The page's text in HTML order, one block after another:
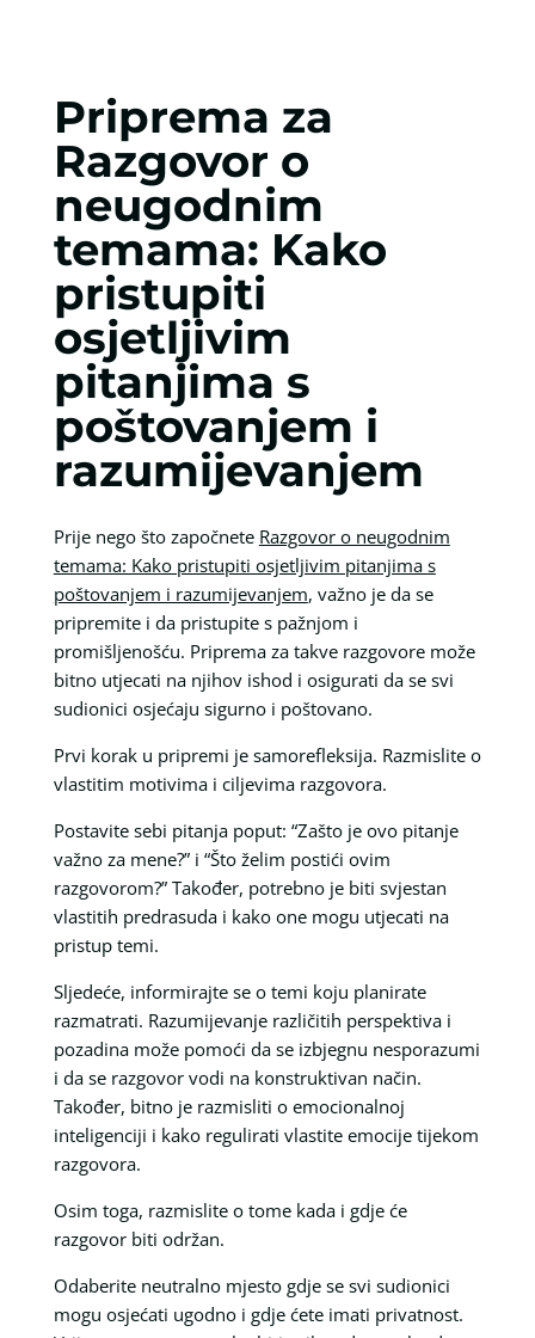
Priprema za
Razgovor o
neugodnim
temama: Kako
pristupiti
osjetljivim
pitanjima s
poštovanjem i
razumijevanjem
Prije nego što započnete Razgovor o neugodnim
temama: Kako pristupiti osjetljivim pitanjima s
poštovanjem i razumijevanjem, važno je da se
pripremite i da pristupite s pažnjom i
promišljenošću. Priprema za takve razgovore može
bitno utjecati na njihov ishod i osigurati da se svi
sudionici osjećaju sigurno i poštovano.
Prvi korak u pripremi je samorefleksija. Razmislite o
vlastitim motivima i ciljevima razgovora.
Postavite sebi pitanja poput: “Zašto je ovo pitanje
važno za mene?” i “Što želim postići ovim
razgovorom?” Također, potrebno je biti svjestan
vlastitih predrasuda i kako one mogu utjecati na
pristup temi.
Sljedeće, informirajte se o temi koju planirate
razmatrati. Razumijevanje različitih perspektiva i
pozadina može pomoći da se izbjegnu nesporazumi
i da se razgovor vodi na konstruktivan način.
Također, bitno je razmisliti o emocionalnoj
inteligenciji i kako regulirati vlastite emocije tijekom
razgovora.
Osim toga, razmislite o tome kada i gdje će
razgovor biti održan.
Odaberite neutralno mjesto gdje se svi sudionici
mogu osjećati ugodno i gdje ćete imati privatnost.